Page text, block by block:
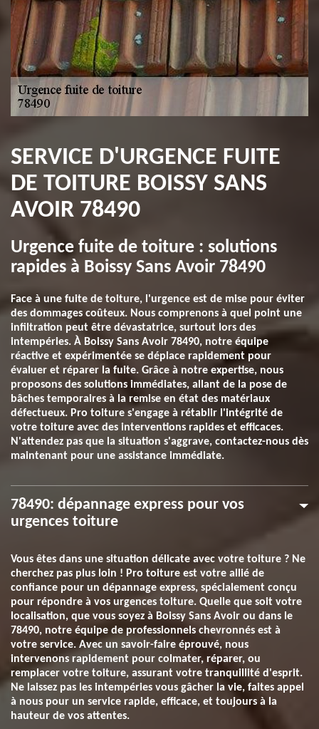
SERVICE D'URGENCE FUITE
DE TOITURE BOISSY SANS
AVOIR 78490
Urgence fuite de toiture : solutions
rapides à Boissy Sans Avoir 78490
Face à une fuite de toiture, l'urgence est de mise pour éviter
des dommages coûteux. Nous comprenons à quel point une
infiltration peut être dévastatrice, surtout lors des
intempéries. À Boissy Sans Avoir 78490, notre équipe
réactive et expérimentée se déplace rapidement pour
évaluer et réparer la fuite. Grâce à notre expertise, nous
proposons des solutions immédiates, allant de la pose de
bâches temporaires à la remise en état des matériaux
défectueux. Pro toiture s'engage à rétablir l'intégrité de
votre toiture avec des interventions rapides et efficaces.
N'attendez pas que la situation s'aggrave, contactez-nous dès
maintenant pour une assistance immédiate.
78490: dépannage express pour vos
urgences toiture
Vous êtes dans une situation délicate avec votre toiture ? Ne
cherchez pas plus loin ! Pro toiture est votre allié de
confiance pour un dépannage express, spécialement conçu
pour répondre à vos urgences toiture. Quelle que soit votre
localisation, que vous soyez à Boissy Sans Avoir ou dans le
78490, notre équipe de professionnels chevronnés est à
votre service. Avec un savoir-faire éprouvé, nous
intervenons rapidement pour colmater, réparer, ou
remplacer votre toiture, assurant votre tranquillité d'esprit.
Ne laissez pas les intempéries vous gâcher la vie, faites appel
à nous pour un service rapide, efficace, et toujours à la
hauteur de vos attentes.